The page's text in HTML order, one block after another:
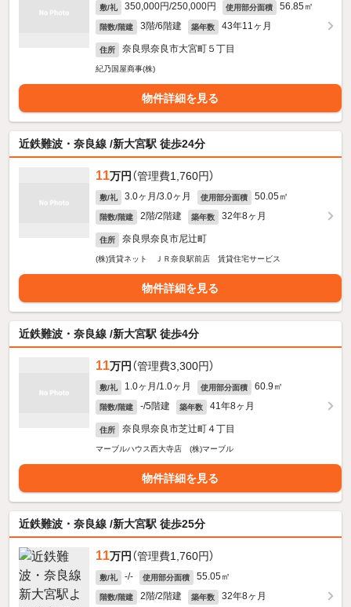
敷/礼 350,000円/250,000円 使用部分面積 56.85㎡
階数/階建 3階/6階建 築年数 43年11ヶ月
住所 奈良県奈良市大宮町５丁目
紀乃国屋商事(株)
物件詳細を見る
近鉄難波・奈良線 /新大宮駅 徒歩24分
11万円 （管理費1,760円）
敷/礼 3.0ヶ月/3.0ヶ月 使用部分面積 50.05㎡
階数/階建 2階/2階建 築年数 32年8ヶ月
住所 奈良県奈良市尼辻町
(株)賃貸ネット ＪＲ奈良駅前店 賃貸住宅サービス
物件詳細を見る
近鉄難波・奈良線 /新大宮駅 徒歩4分
11万円 （管理費3,300円）
敷/礼 1.0ヶ月/1.0ヶ月 使用部分面積 60.9㎡
階数/階建 -/5階建 築年数 41年8ヶ月
住所 奈良県奈良市芝辻町４丁目
マーブルハウス西大寺店 (株)マーブル
物件詳細を見る
近鉄難波・奈良線 /新大宮駅 徒歩25分
11万円 （管理費1,760円）
敷/礼 -/- 使用部分面積 55.05㎡
階数/階建 2階/2階建 築年数 32年8ヶ月